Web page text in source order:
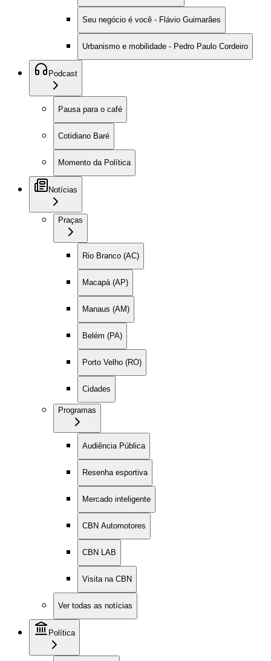
Seu negócio é você - Flávio Guimarães
Urbanismo e mobilidade - Pedro Paulo Cordeiro
Podcast
Pausa para o café
Cotidiano Baré
Momento da Política
Notícias
Praças
Rio Branco (AC)
Macapá (AP)
Manaus (AM)
Belém (PA)
Porto Velho (RO)
Cidades
Programas
Audiência Pública
Resenha esportiva
Mercado inteligente
CBN Automotores
CBN LAB
Visita na CBN
Ver todas as notícias
Política